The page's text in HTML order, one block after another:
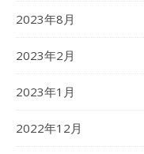
2023年8月
2023年2月
2023年1月
2022年12月